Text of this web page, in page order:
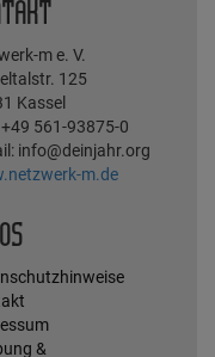
m e. V.
125
Kassel
+49 561-93875-0
info@deinjahr.org
m.de
&